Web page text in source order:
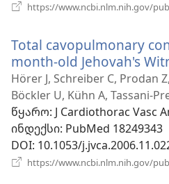
https://www.ncbi.nlm.nih.gov/
Total cavopulmonary
month-old Jehovah's
Hörer J, Schreiber C, Prodan
Böckler U, Kühn A, Tassani-
წყარო‎: J Cardiothorac Vasc
ინდექსი‎: PubMed 18249343
DOI‎: 10.1053/
https://www.ncbi.nlm.nih.gov/